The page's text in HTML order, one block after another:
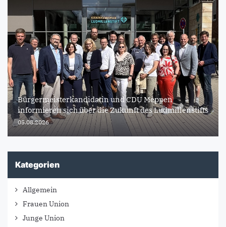
Bürgermeisterkandidatin und CDU Meppen
informieren sich über die Zukunft des Ludmillenstifts
05.08.2026
Kategorien
Allgemein
Frauen Union
Junge Union